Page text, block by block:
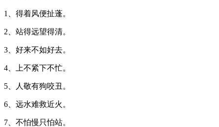
1、得着风便扯蓬。
2、站得远望得清。
3、好来不如好去。
4、上不紧下不忙。
5、人敬有狗咬丑。
6、远水难救近火。
7、不怕慢只怕站。